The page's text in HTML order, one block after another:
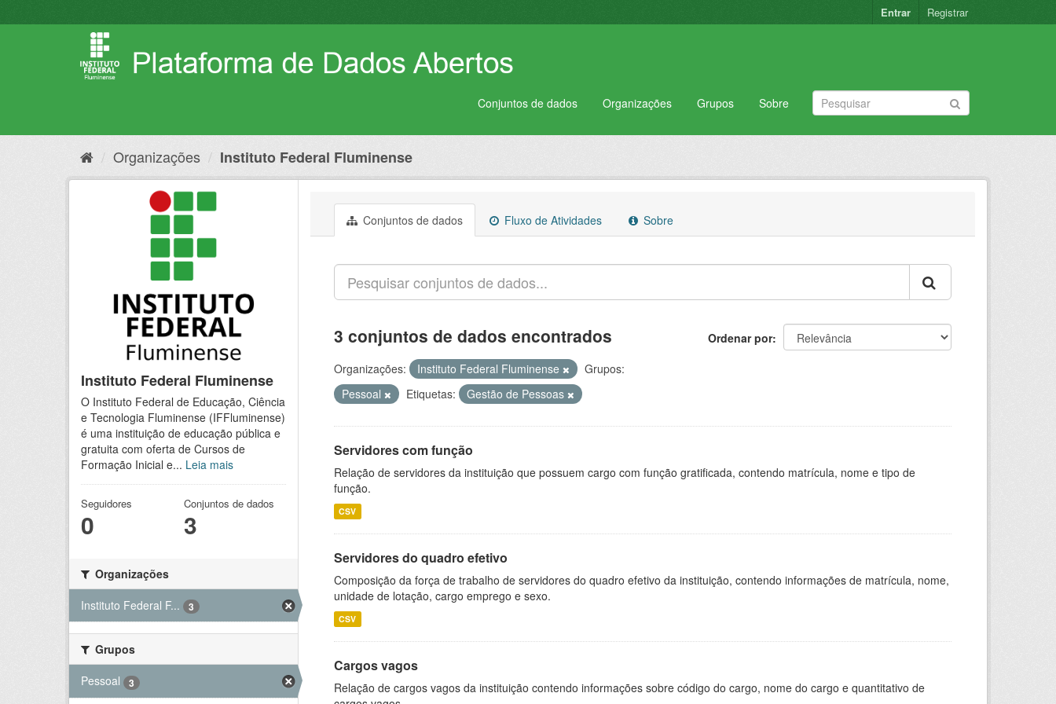
para
Entrar Registrar
Conjuntos de dados Organizações Grupos Sobre
Organizações Instituto Federal Fluminense
Instituto Federal Fluminense
O Instituto Federal de Educação, Ciência
e Tecnologia Fluminense (IFFluminense)
é uma instituição de educação pública e
gratuita com oferta de Cursos de
Formação Inicial e... Leia mais
Seguidores
0
Conjuntos de dados
3
Organizações
Instituto Federal F...
3
Grupos
Pessoal
3
Conjuntos de dados Fluxo de Atividades Sobre
Ordenar por
3 conjuntos de dados encontrados
Organizações: Instituto Federal Fluminense
Grupos:
Pessoal
Etiquetas: Gestão de Pessoas
Servidores com função
Relação de servidores da instituição que possuem cargo com função gratificada, contendo matrícula, nome e tipo de
função.
CSV
Servidores do quadro efetivo
Composição da força de trabalho de servidores do quadro efetivo da instituição, contendo informações de matrícula, nome,
unidade de lotação, cargo emprego e sexo.
CSV
Cargos vagos
Relação de cargos vagos da instituição contendo informações sobre código do cargo, nome do cargo e quantitativo de